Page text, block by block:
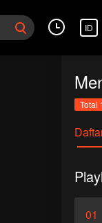
ID
Total
01